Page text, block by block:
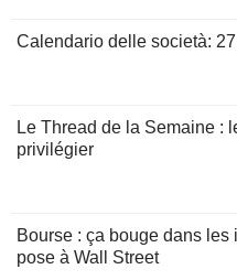
Calendario delle società:
Le Thread de la Semaine :
privilégier
Bourse : ça bouge dans
pose à Wall Street